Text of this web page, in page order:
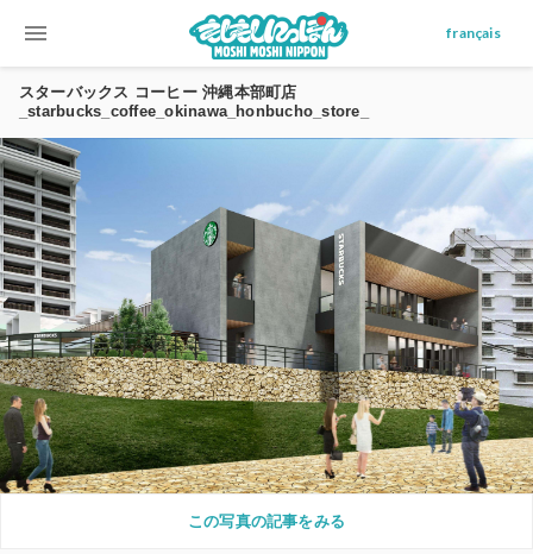
menu français
スターバックス コーヒー 沖縄本部町店
_starbucks_coffee_okinawa_honbucho_store_
この写真の記事をみる